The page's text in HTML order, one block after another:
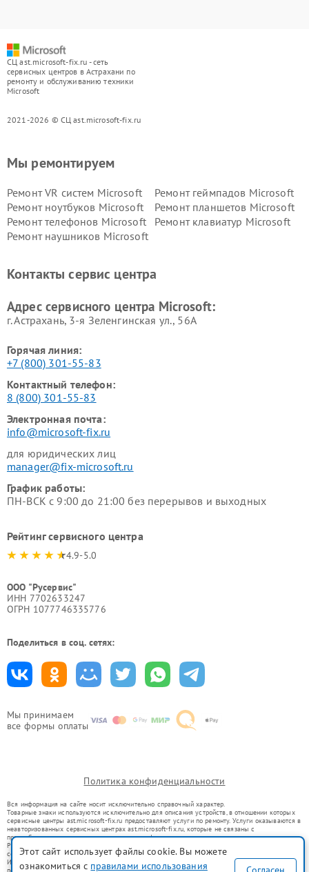
СЦ ast.microsoft-fix.ru - сеть
сервисных центров в Астрахани по
ремонту и обслуживанию техники
Microsoft
2021-2026 © СЦ ast.microsoft-fix.ru
Мы принимаем
все формы оплаты
Мы ремонтируем
Ремонт VR систем Microsoft
Ремонт геймпадов Microsoft
Ремонт ноутбуков Microsoft
Ремонт планшетов Microsoft
Ремонт телефонов Microsoft
Ремонт клавиатур Microsoft
Ремонт наушников Microsoft
Контакты сервис центра
Адрес сервисного центра Microsoft:
г. Астрахань, 3-я Зеленгинская ул., 56А
Горячая линия:
+7 (800) 301-55-83
Контактный телефон:
8 (800) 301-55-83
Электронная почта:
info@microsoft-fix.ru
для юридических лиц
manager@fix-microsoft.ru
График работы:
ПН-ВСК с 9:00 до 21:00 без перерывов и выходных
Рейтинг сервисного центра
4.9-5.0
ООО "Русервис"
ИНН 7702633247
ОГРН 1077746335776
Поделиться в соц. сетях:
Политика конфиденциальности
Вся информация на сайте носит исключительно справочный характер.
Товарные знаки используются исключительно для описания устройств, в отношении которых
сервисные центры ast.microsoft-fix.ru предоставляют услуги по ремонту. Услуги оказываются в
неавторизованных сервисных центрах ast.microsoft-fix.ru, которые не связаны с
правообладателями товарных знаков или их официальными представителями.
Ремонт осуществляется для устройств, уже введенных в гражданский оборот в соответствии
со статьей 1487 ГК РФ.
Использование товарных знаков не преследует цели индивидуализации услуг или введения
потребителей в заблуждение, а служит для информирования о предоставляемых услугах по
Этот сайт использует файлы cookie. Вы можете
ознакомиться с правилами использования